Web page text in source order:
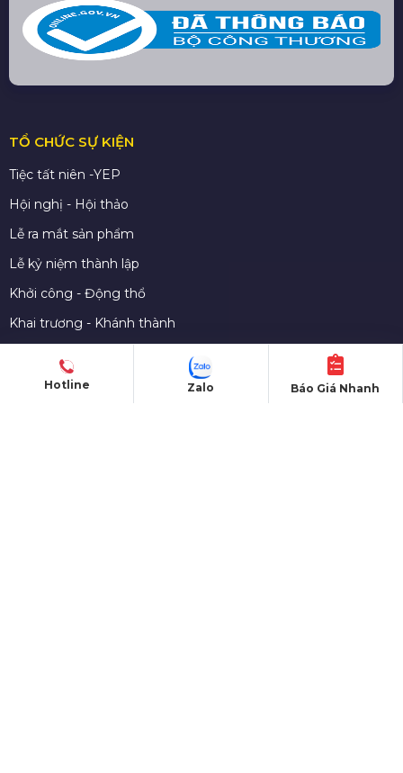
TỔ CHỨC SỰ KIỆN
Tiệc tất niên -YEP
Hội nghị - Hội thảo
Lễ ra mắt sản phẩm
Lễ kỷ niệm thành lập
Khởi công - Động thổ
Khai trương - Khánh thành
CHO THUÊ THIẾT BỊ
Hotline Báo Giá Nhanh
Zalo